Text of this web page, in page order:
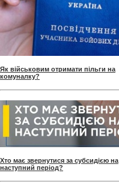
Як військовим отримати пільги на
комуналку?
Хто має звернутися за субсидією на
наступний період?